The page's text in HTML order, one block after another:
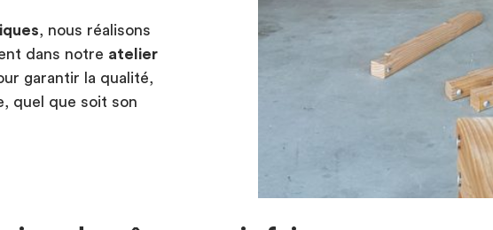
, nous réalisons
dans notre atelier
garantir la qualité,
quel que soit son